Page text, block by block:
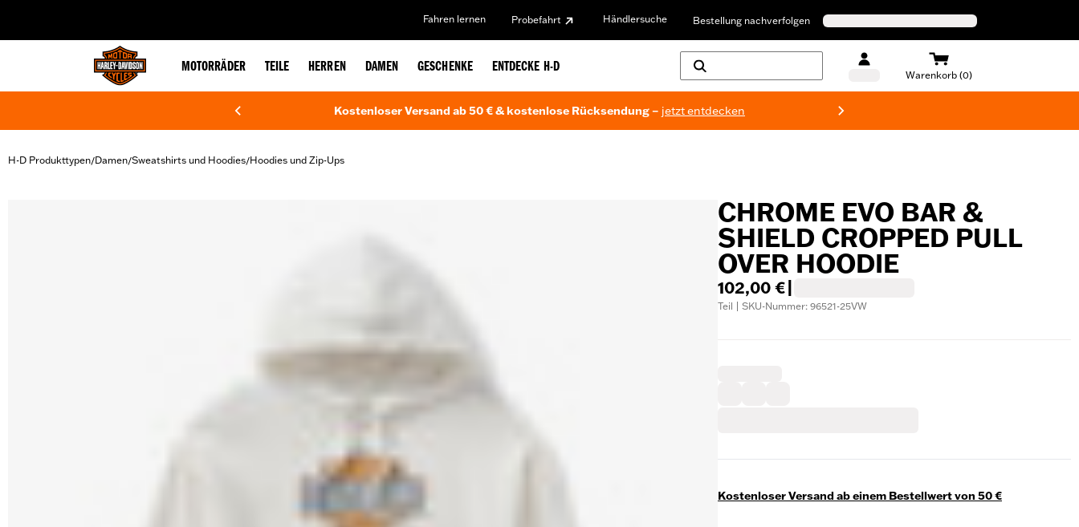
Fahren lernen Probefahrt Händlersuche Bestellung nachverfolgen
MOTORRÄDER TEILE HERREN DAMEN GESCHENKE ENTDECKE H-D
Warenkorb (0)
Kostenloser Versand ab 50 € & kostenlose Rücksendung – jetzt entdecken
H-D Produkttypen/Damen/Sweatshirts und Hoodies/Hoodies und Zip-Ups
CHROME EVO BAR &
SHIELD CROPPED PULL
OVER HOODIE
102,00 €
Teil | SKU-Nummer: 96521-25VW
Kostenloser Versand ab einem Bestellwert von 50 €